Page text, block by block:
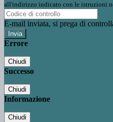
all'indirizzo indicato con le istruzioni
E-mail inviata, si prega di
Errore
Chiudi
Successo
Chiudi
Informazione
Chiudi